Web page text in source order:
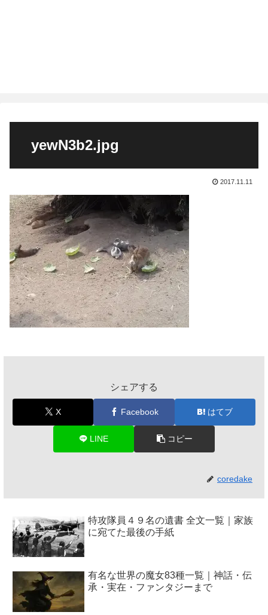
yewN3b2.jpg
2017.11.11
シェアする
X Facebook はてブ
LINE コピー
coredake
特攻隊員４９名の遺書 全文一覧｜家族
に宛てた最後の手紙
有名な世界の魔女83種一覧｜神話・伝
承・実在・ファンタジーまで